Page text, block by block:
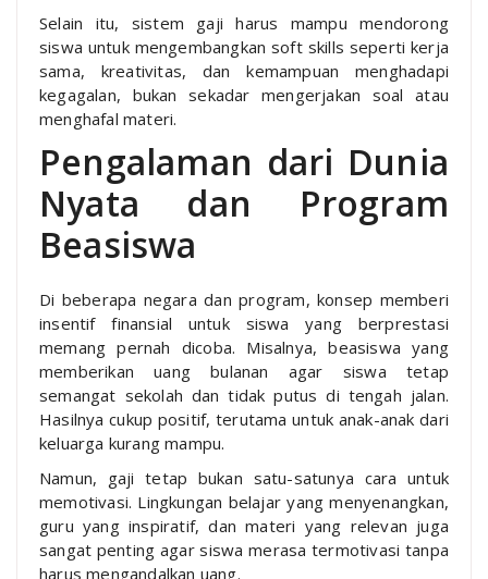
Selain itu, sistem gaji harus mampu mendorong
siswa untuk mengembangkan soft skills seperti kerja
sama, kreativitas, dan kemampuan menghadapi
kegagalan, bukan sekadar mengerjakan soal atau
menghafal materi.
Pengalaman dari Dunia
Nyata dan Program
Beasiswa
Di beberapa negara dan program, konsep memberi
insentif finansial untuk siswa yang berprestasi
memang pernah dicoba. Misalnya, beasiswa yang
memberikan uang bulanan agar siswa tetap
semangat sekolah dan tidak putus di tengah jalan.
Hasilnya cukup positif, terutama untuk anak-anak dari
keluarga kurang mampu.
Namun, gaji tetap bukan satu-satunya cara untuk
memotivasi. Lingkungan belajar yang menyenangkan,
guru yang inspiratif, dan materi yang relevan juga
sangat penting agar siswa merasa termotivasi tanpa
harus mengandalkan uang.